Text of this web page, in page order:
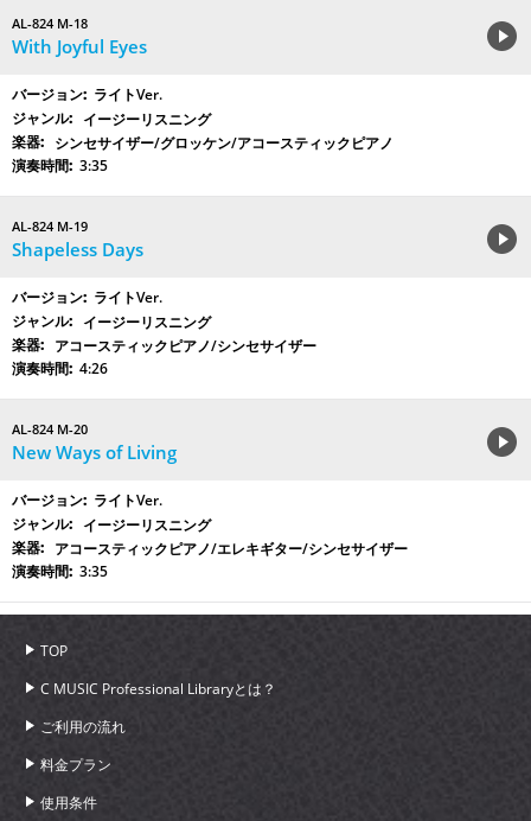
AL-824 M-18
With Joyful Eyes
ライトVer.
イージーリスニング
シンセサイザー/グロッケン/アコースティックピアノ
3:35
AL-824 M-19
Shapeless Days
ライトVer.
イージーリスニング
アコースティックピアノ/シンセサイザー
4:26
AL-824 M-20
New Ways of Living
ライトVer.
イージーリスニング
アコースティックピアノ/エレキギター/シンセサイザー
3:35
TOP
C MUSIC Professional Libraryとは？
ご利用の流れ
料金プラン
使用条件